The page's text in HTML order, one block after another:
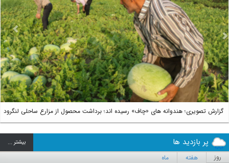
گزارش تصویری؛ هندوانه های «چاف» رسیده اند؛ برداشت محصول از مزارع ساحلی لنگرود
Next
پر بازدید ها بيشتر ...
روز هفته ماه